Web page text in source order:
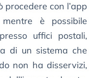
con l’app
è possibile
uffici postali,
di un sistema che
non ha disservizi,